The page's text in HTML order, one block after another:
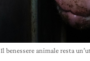
Il benessere animale resta